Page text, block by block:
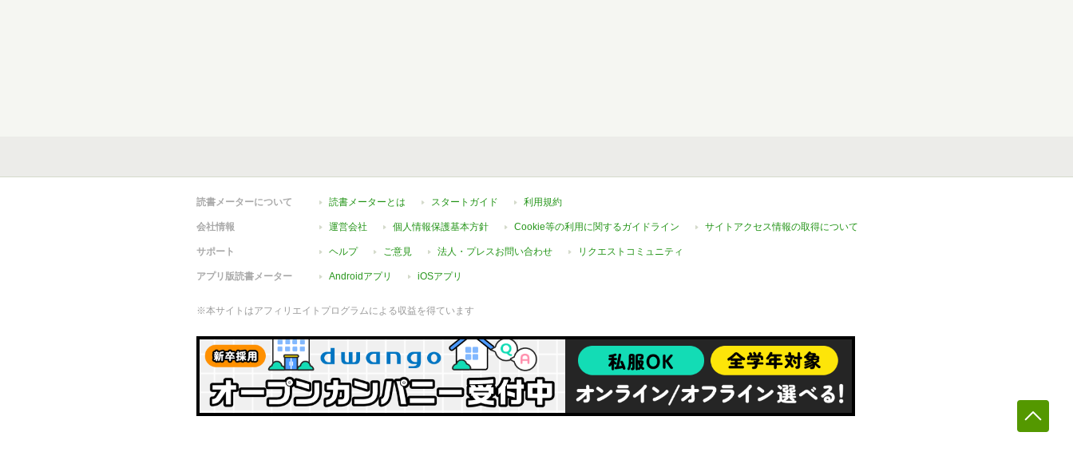
読書メーターについて 読書メーターとは スタートガイド 利用規約
会社情報 運営会社 個人情報保護基本方針 Cookie等の利用に関するガイドライン サイトアクセス情報の取得について
サポート ヘルプ ご意見 法人・プレスお問い合わせ リクエストコミュニティ
アプリ版読書メーター Androidアプリ iOSアプリ
※本サイトはアフィリエイトプログラムによる収益を得ています